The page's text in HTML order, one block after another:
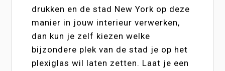
drukken en de stad New York op deze
manier in jouw interieur verwerken,
dan kun je zelf kiezen welke
bijzondere plek van de stad je op het
plexiglas wil laten zetten. Laat je een